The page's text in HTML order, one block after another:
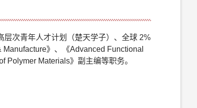
次青年人才计划（楚天学子）、全球 2%
》、《Advanced Functional
Materials》副主编等职务。